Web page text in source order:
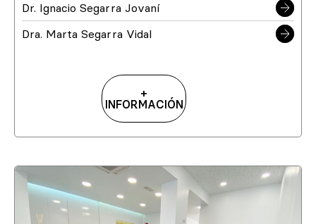
Dr. Ignacio Segarra Jovaní
Dra. Marta Segarra Vidal
+
INFORMACIÓN